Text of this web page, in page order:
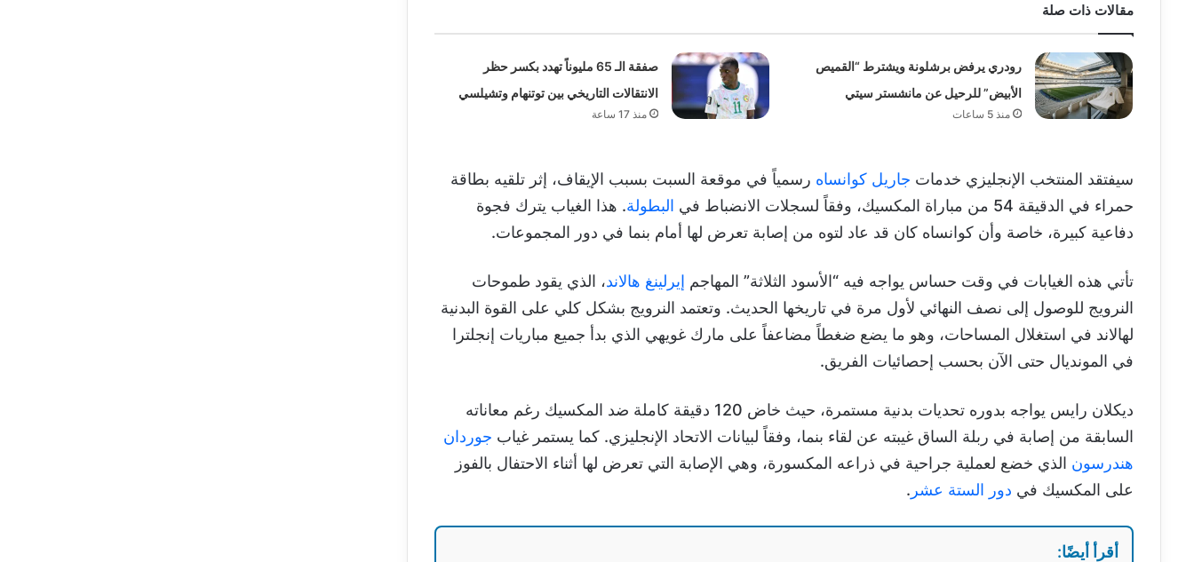
مقالات ذات صلة
رودري يرفض برشلونة ويشترط “القميص
الأبيض” للرحيل عن مانشستر سيتي
منذ 5 ساعات
صفقة الـ 65 مليوناً تهدد بكسر حظر
الانتقالات التاريخي بين توتنهام وتشيلسي
منذ 17 ساعة
سيفتقد المنتخب الإنجليزي خدمات جاريل كوانساه رسمياً في موقعة السبت بسبب الإيقاف، إثر تلقيه بطاقة
حمراء في الدقيقة 54 من مباراة المكسيك، وفقاً لسجلات الانضباط في
البطولة. هذا الغياب يترك فجوة
دفاعية كبيرة، خاصة وأن كوانساه كان قد عاد لتوه من إصابة تعرض لها أمام بنما في دور المجموعات.
تأتي هذه الغيابات في وقت حساس يواجه فيه “الأسود الثلاثة” المهاجم إيرلينغ هالاند، الذي يقود طموحات
النرويج للوصول إلى نصف النهائي لأول مرة في تاريخها الحديث. وتعتمد النرويج بشكل كلي على القوة البدنية
لهالاند في استغلال المساحات، وهو ما يضع ضغطاً مضاعفاً على مارك غويهي الذي بدأ جميع مباريات إنجلترا
في المونديال حتى الآن بحسب إحصائيات الفريق.
ديكلان رايس يواجه بدوره تحديات بدنية مستمرة، حيث خاض 120 دقيقة كاملة ضد المكسيك رغم معاناته
السابقة من إصابة في ربلة الساق غيبته عن لقاء بنما، وفقاً لبيانات الاتحاد الإنجليزي. كما يستمر غياب جوردان
هندرسون الذي خضع لعملية جراحية في ذراعه المكسورة، وهي الإصابة التي تعرض لها أثناء الاحتفال بالفوز
على المكسيك في دور الستة عشر .
أقرأ أيضًا: